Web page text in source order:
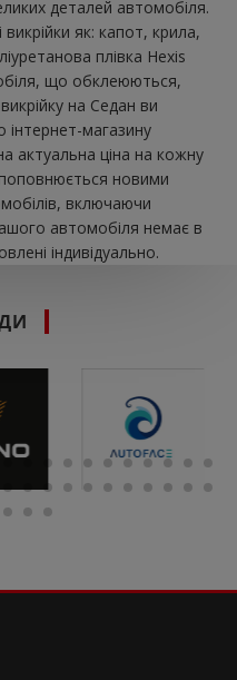
деталей автомобіля.
як: капот, крила,
плівка Hexis
що обклеюються,
на Седан ви
магазину
актуальна ціна на кожну
новими
включаючи
автомобіля немає в
індивідуально.